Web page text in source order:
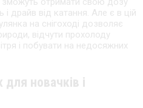
і драйв від катання. Але є в цій
на снігоході дозволяє
відчути прохолоду
і побувати на недосяжних
для новачків і